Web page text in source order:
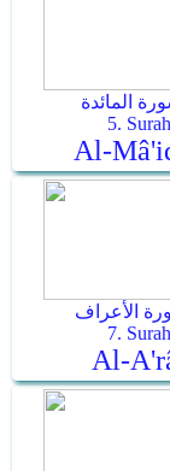
5. Surah
Al-
7. Surah
Al-